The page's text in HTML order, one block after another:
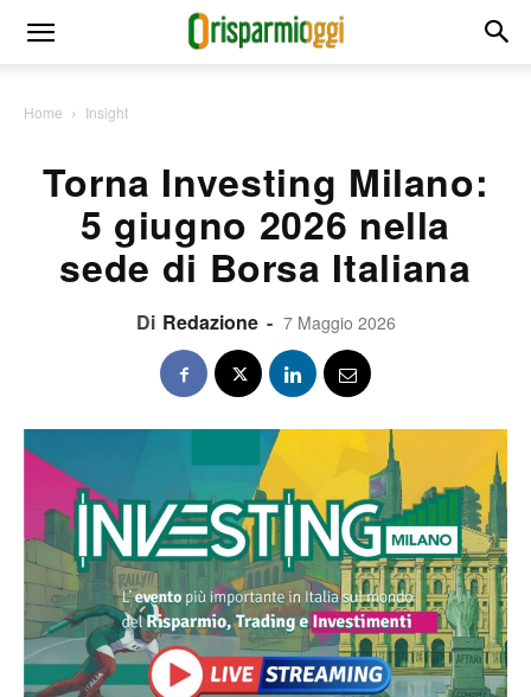
Home Insight
Torna Investing Milano:
5 giugno 2026 nella
sede di Borsa Italiana
Di Redazione - 7 Maggio 2026